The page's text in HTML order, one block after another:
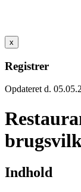
x
Registrer
Opdateret d.
Indhold